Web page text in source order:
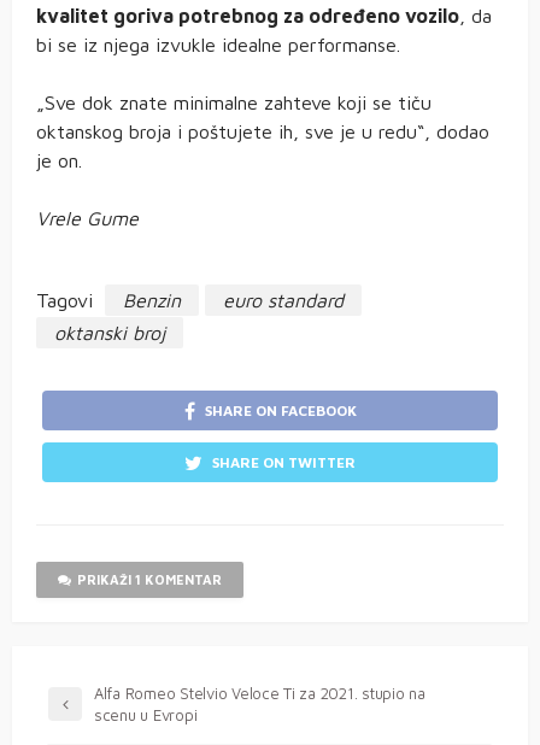
kvalitet goriva potrebnog za određeno vozilo , da
bi se iz njega izvukle idealne performanse.
„Sve dok znate minimalne zahteve koji se tiču
oktanskog broja i poštujete ih, sve je u redu“, dodao
je on.
Vrele Gume
Tagovi Benzin
euro standard
oktanski broj
SHARE ON FACEBOOK
SHARE ON TWITTER
PRIKAŽI 1 KOMENTAR
Alfa Romeo Stelvio Veloce Ti za 2021. stupio na
scenu u Evropi